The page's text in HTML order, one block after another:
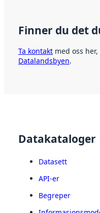
Finner du det
Ta kontakt med oss
Datalandsbyen.
Datakataloger
Datasett
API-er
Begreper